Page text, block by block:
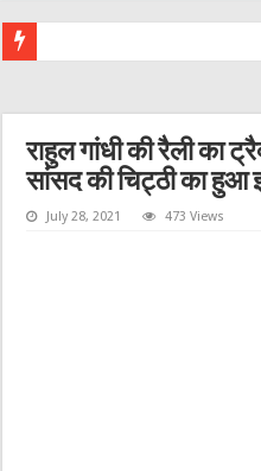
राहुल गांधी की रैली का
सांसद की चिट्ठी का हुआ
July 28, 2021 473 Views